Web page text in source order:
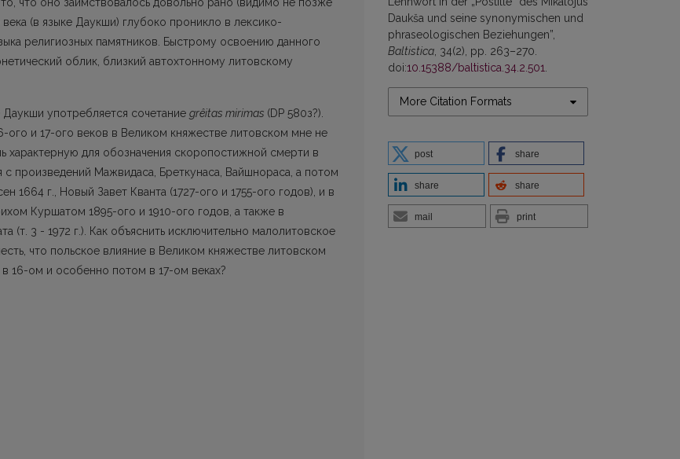
Daukša und seine synonymischen und
phraseologischen Beziehungen”,
Baltistica, 34(2), pp. 263–270.
doi:10.15388/baltistica.34.2.501.
More Citation Formats
post share
share share
mail print
что оно заимствовалось довольно рано (видимо не позже
(в языке Даукши) глубоко проникло в лексико-
рели­гиозных памятников. Быстрому освоению данного
облик, близкий автохтонному литовскому
употребляется сочетание grêitas miri­mas (DP 580з?).
ого и 17-ого веков в Великом княжестве литовском мне не
характерную для обозначения скоропостижной смерти в
про­изведений Мажвидаса, Бреткунаса, Вайшнораса, а потом
1664 г., Новый Завет Кванта (1727-ого и 1755-ого годов), и в
Куршатом 1895-ого и 1910-ого годов, а также в
3 - 1972 г.). Как объяснить исключительно малоли­товское
что польское влияние в Великом княжестве литовском
16-ом и особенно потом в 17-ом веках?